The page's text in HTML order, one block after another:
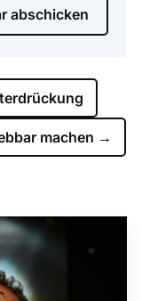
abschicken
machen →